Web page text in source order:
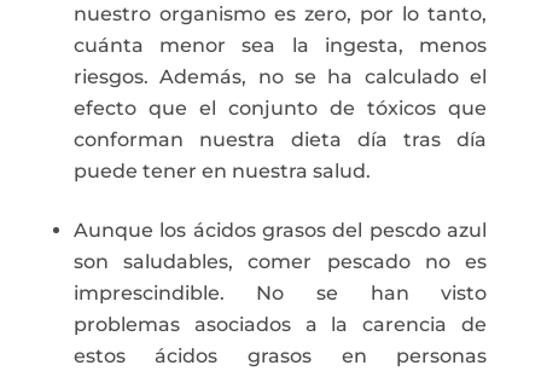
nuestro organismo es zero, por lo tanto,
cuánta menor sea la ingesta, menos
riesgos. Además, no se ha calculado el
efecto que el conjunto de tóxicos que
conforman nuestra dieta día tras día
puede tener en nuestra salud.
Aunque los ácidos grasos del pescdo azul
son saludables, comer pescado no es
imprescindible. No se han visto
problemas asociados a la carencia de
estos ácidos grasos en personas